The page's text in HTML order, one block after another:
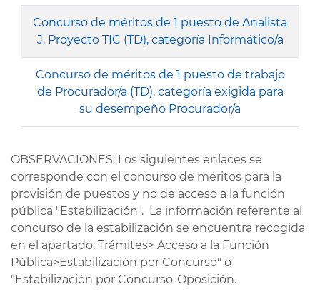
Concurso de méritos de 1 puesto de Analista
J. Proyecto TIC (TD), categoría Informático/a
Concurso de méritos de 1 puesto de trabajo
de Procurador/a (TD), categoría exigida para
su desempeño Procurador/a
OBSERVACIONES: Los siguientes enlaces se
corresponde con el concurso de méritos para la
provisión de puestos y no de acceso a la función
pública "Estabilización". La información referente al
concurso de la estabilización se encuentra recogida
en el apartado: Trámites> Acceso a la Función
Pública>Estabilización por Concurso" o
"Estabilización por Concurso-Oposición.